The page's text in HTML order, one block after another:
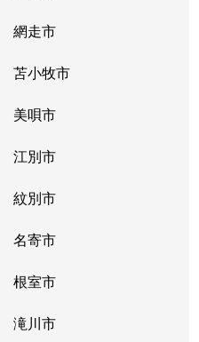
網走市
苫小牧市
美唄市
江別市
紋別市
名寄市
根室市
滝川市